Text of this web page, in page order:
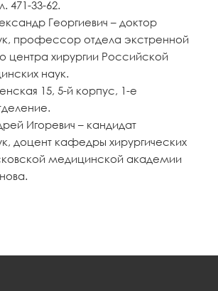
471-33-62.
Георгиевич – доктор
профессор отдела экстренной
центра хирургии Российской
наук.
15, 5-й корпус, 1-е
Игоревич – кандидат
доцент кафедры хирургических
медицинской академии